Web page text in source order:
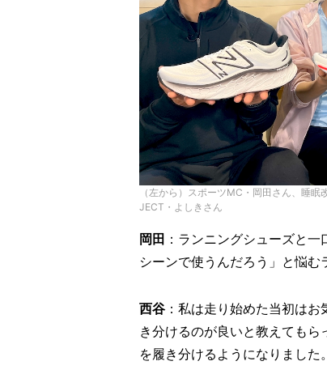
（左から）スポーツMC・岡田さん、睡
JECT・よしきさん
岡田 ：ランニングシューズと
シーンで使うんだろう」と悩む
西谷 ：私は走り始めた当初は
き分けるのが良いと教えても
を履き分けるようになりました。